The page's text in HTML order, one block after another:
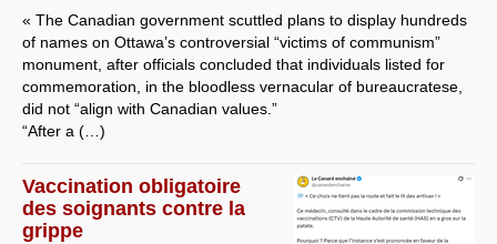
« The Canadian government scuttled plans to display hundreds
of names on Ottawa’s controversial “victims of communism”
monument, after officials concluded that individuals listed for
commemoration, in the bloodless vernacular of bureaucratese,
did not “align with Canadian values.”
“After a (…)
Vaccination obligatoire
des soignants contre la
grippe